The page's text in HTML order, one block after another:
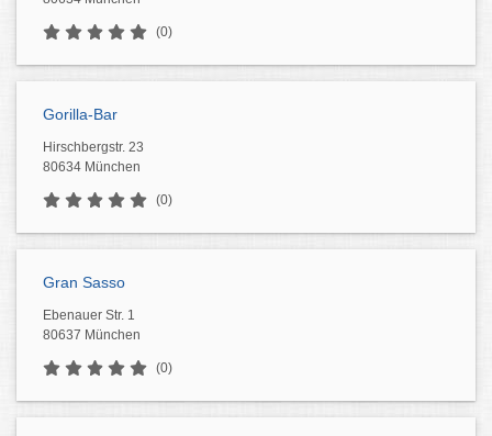
(0)
Gorilla-Bar
Hirschbergstr. 23
80634 München
(0)
Gran Sasso
Ebenauer Str. 1
80637 München
(0)